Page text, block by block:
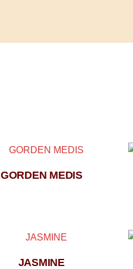
GORDEN MEDIS
JASMINE